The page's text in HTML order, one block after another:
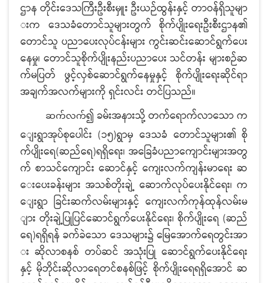
ဌာန တိုင်းဒေသကြီးဦးစီးမှူး ဦးယဉ်ထွန်းနှင့် တာဝန်ရှိသူမျာ
းက ဒေသခံတောင်သူများတွက် စိုက်ပျိုးရေးဦးစီးဌာန၏
တောင်သူ ပညာပေးလုပ်ငန်းများ ကွင်းဆင်းဆောင်ရွက်ပေး
နေမှု၊ တောင်သူစိုက်ပျိုးနည်းပညာပေး သင်တန်း များစဉ်ဆ
က်မပြတ် ဖွင့်လှစ်ဆောင်ရွက်နေမှုနှင့် စိုက်ပျိုးရေးဆိုင်ရာ
အချက်အလက်များကို ရှင်းလင်း တင်ပြသည်။
ဆက်လက်၍ ခမ်းအနားသို့ တက်ရောက်လာသော က
ျေးရွာအုပ်စုပေါင်း (၁၅)ရွာမှ ဒေသခံ တောင်သူများ၏ စို
က်ပျိုးရေ(ဆည်ရေ)ရရှိရေး၊ အခြေခံပညာကျောင်းများအတွ
က် စာသင်ကျောင်း ဆောင်နှင့် ကျေးလက်ကျန်းမာရေး ဆ
ေးပေးခန်းများ အသစ်တိုးချဲ့ ဆောက်လုပ်ပေးနိုင်ရေး၊ က
ျေးရွာ ခြင်းဆက်လမ်းများနှင့် ကျေးလက်ကုန်ထုန်လမ်းမ
ျား တိုးချဲ့ပြုပြင်ဆောင်ရွက်ပေးနိုင်ရေး၊ စိုက်ပျိုးရေ (ဆည်
ရေ)ရရှိရန် ခက်ခဲသော ဒေသများ၌ မြေအောက်ရေတွင်းအာ
း ဆိုလာစနစ် တပ်ဆင် အသုံးပြု ဆောင်ရွက်ပေးနိုင်ရေး
နှင့် မိုဘိုင်းဆိုလာရေတင်စနစ်ဖြင့် စိုက်ပျိုးရေရရှိအောင် ဆ